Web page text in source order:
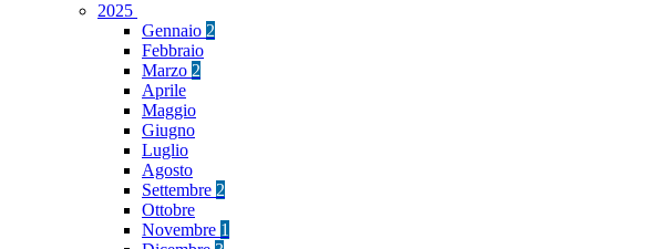
2025
Gennaio 2
Febbraio
Marzo 2
Aprile
Maggio
Giugno
Luglio
Agosto
Settembre 2
Ottobre
Novembre 1